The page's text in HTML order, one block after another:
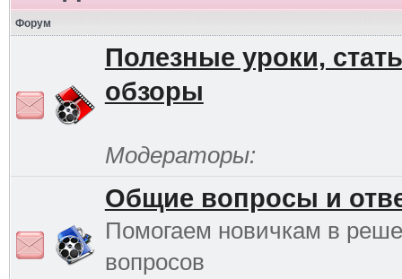
Форум
Полезные уроки,
обзоры
Модераторы:
Общие вопросы и
Помогаем новичкам в
вопросов